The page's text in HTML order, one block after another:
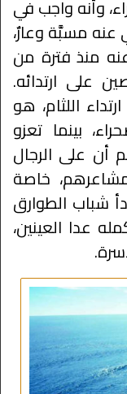
وأنه واجب في
عنه مسبَّة وعارٌ،
منذ فترة من
على ارتدائه.
اللثام، هو
بينما تعزو
أن على الرجال
خاصة
سنِّ 25 سنة، يبدأ شباب الطوارق
عدا العينين،